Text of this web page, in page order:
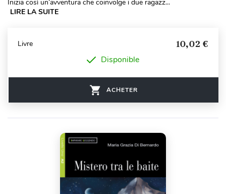
Inizia così un’avventura che coinvolge i due ragazz...
LIRE LA SUITE
Livre 10,02 €
Disponible
ACHETER